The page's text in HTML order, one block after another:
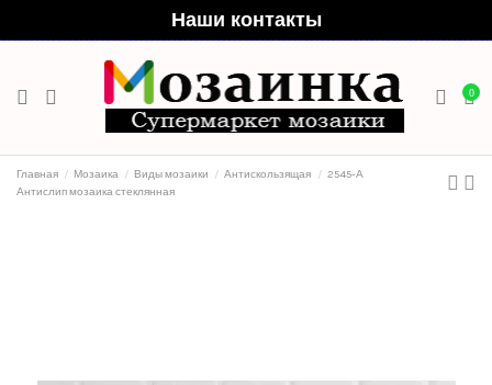
Наши контакты
0
Главная Мозаика Виды мозаики Антискользящая
2545-А
Антислип мозаика стеклянная